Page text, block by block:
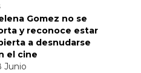
Gomez no se
y reconoce estar
a desnudarse
el cine
Junio